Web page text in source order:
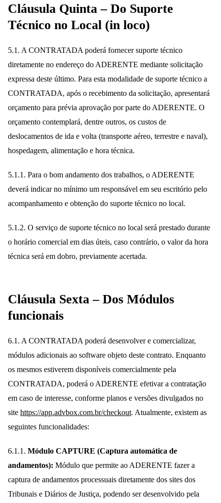
Cláusula Quinta – Do Suporte
Técnico no Local (in loco)
5.1. A CONTRATADA poderá fornecer suporte técnico
diretamente no endereço do ADERENTE mediante solicitação
expressa deste último. Para esta modalidade de suporte técnico a
CONTRATADA, após o recebimento da solicitação, apresentará
orçamento para prévia aprovação por parte do ADERENTE. O
orçamento contemplará, dentre outros, os custos de
deslocamentos de ida e volta (transporte aéreo, terrestre e naval),
hospedagem, alimentação e hora técnica.
5.1.1. Para o bom andamento dos trabalhos, o ADERENTE
deverá indicar no mínimo um responsável em seu escritório pelo
acompanhamento e obtenção do suporte técnico no local.
5.1.2. O serviço de suporte técnico no local será prestado durante
o horário comercial em dias úteis, caso contrário, o valor da hora
técnica será em dobro, previamente acertada.
Cláusula Sexta – Dos Módulos
funcionais
6.1. A CONTRATADA poderá desenvolver e comercializar,
módulos adicionais ao software objeto deste contrato. Enquanto
os mesmos estiverem disponíveis comercialmente pela
CONTRATADA, poderá o ADERENTE efetivar a contratação
em caso de interesse, conforme planos e versões divulgados no
site https://app.advbox.com.br/checkout. Atualmente, existem as
seguintes funcionalidades:
6.1.1. Módulo CAPTURE (Captura automática de
andamentos): Módulo que permite ao ADERENTE fazer a
captura de andamentos processuais diretamente dos sites dos
Tribunais e Diários de Justiça, podendo ser desenvolvido pela